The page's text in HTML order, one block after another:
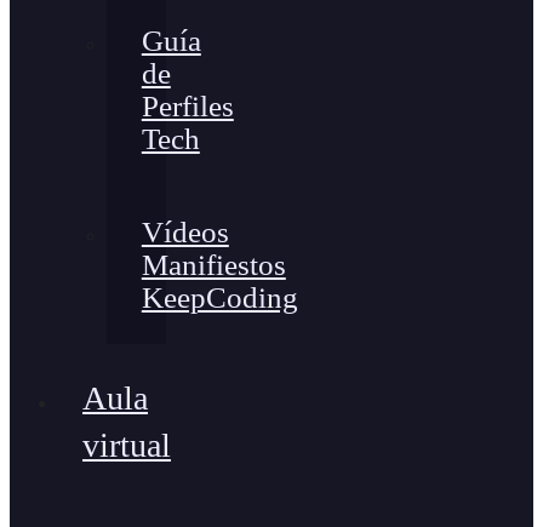
Guía
de
Perfiles
Tech
Vídeos
Manifiestos
KeepCoding
Aula
virtual